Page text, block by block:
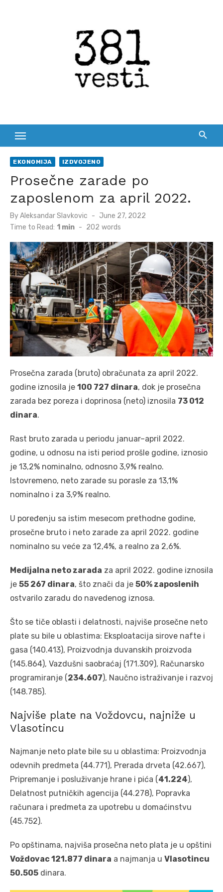
EKONOMIJA IZDVOJENO
Prosečne zarade po
zaposlenom za april 2022.
ByAleksandar Slavkovic
Posted
on
June 27, 2022
Time to Read: 1 min - 202 words
Prosečna zarada (bruto) obračunata za april 2022.
godine iznosila je 100 727 dinara, dok je prosečna
zarada bez poreza i doprinosa (neto) iznosila 73 012
dinara.
Rast bruto zarada u periodu januar–april 2022.
godine, u odnosu na isti period prošle godine, iznosio
je 13,2% nominalno, odnosno 3,9% realno.
Istovremeno, neto zarade su porasle za 13,1%
nominalno i za 3,9% realno.
U poređenju sa istim mesecom prethodne godine,
prosečne bruto i neto zarade za april 2022. godine
nominalno su veće za 12,4%, a realno za 2,6%.
Medijalna neto zarada za april 2022. godine iznosila
je 55 267 dinara, što znači da je 50% zaposlenih
ostvarilo zaradu do navedenog iznosa.
Što se tiče oblasti i delatnosti, najviše prosečne neto
plate su bile u oblastima: Eksploatacija sirove nafte i
gasa (140.413), Proizvodnja duvanskih proizvoda
(145.864), Vazdušni saobraćaj (171.309), Računarsko
programiranje (234.607), Naučno istraživanje i razvoj
(148.785).
Najviše plate na Voždovcu, najniže u
Vlasotincu
Najmanje neto plate bile su u oblastima: Proizvodnja
odevnih predmeta (44.771), Prerada drveta (42.667),
Pripremanje i posluživanje hrane i pića (41.224),
Delatnost putničkih agencija (44.278), Popravka
računara i predmeta za upotrebu u domaćinstvu
(45.752).
Po opštinama, najviša prosečna neto plata je u opštini
Voždovac 121.877 dinara a najmanja u Vlasotincu
50.505 dinara.